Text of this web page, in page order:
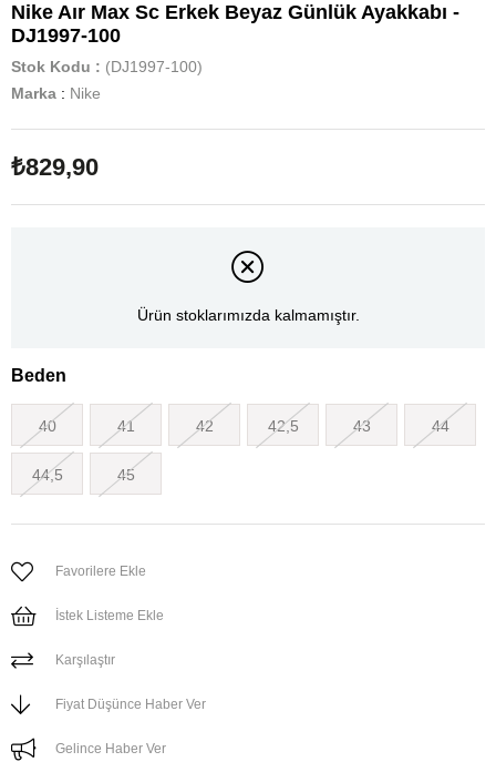
Nike Aır Max Sc Erkek Beyaz Günlük Ayakkabı -
DJ1997-100
Stok Kodu
(DJ1997-100)
Marka : Nike
₺829,90
Ürün stoklarımızda kalmamıştır.
Beden
40 41 42 42,5 43 44
44,5 45
Favorilere Ekle
İstek Listeme Ekle
Karşılaştır
Fiyat Düşünce Haber Ver
Gelince Haber Ver